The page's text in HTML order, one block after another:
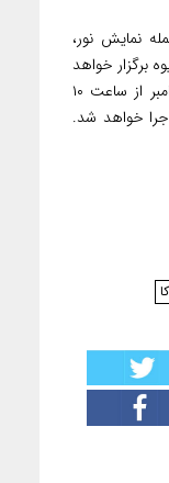
نمایش نور،
برگزار خواهد
شد. این نمایشگاه از روز ۱۵ نوامبر تا ۱۵ دسامبر از ساعت ۱۰
اجرا خواهد شد.